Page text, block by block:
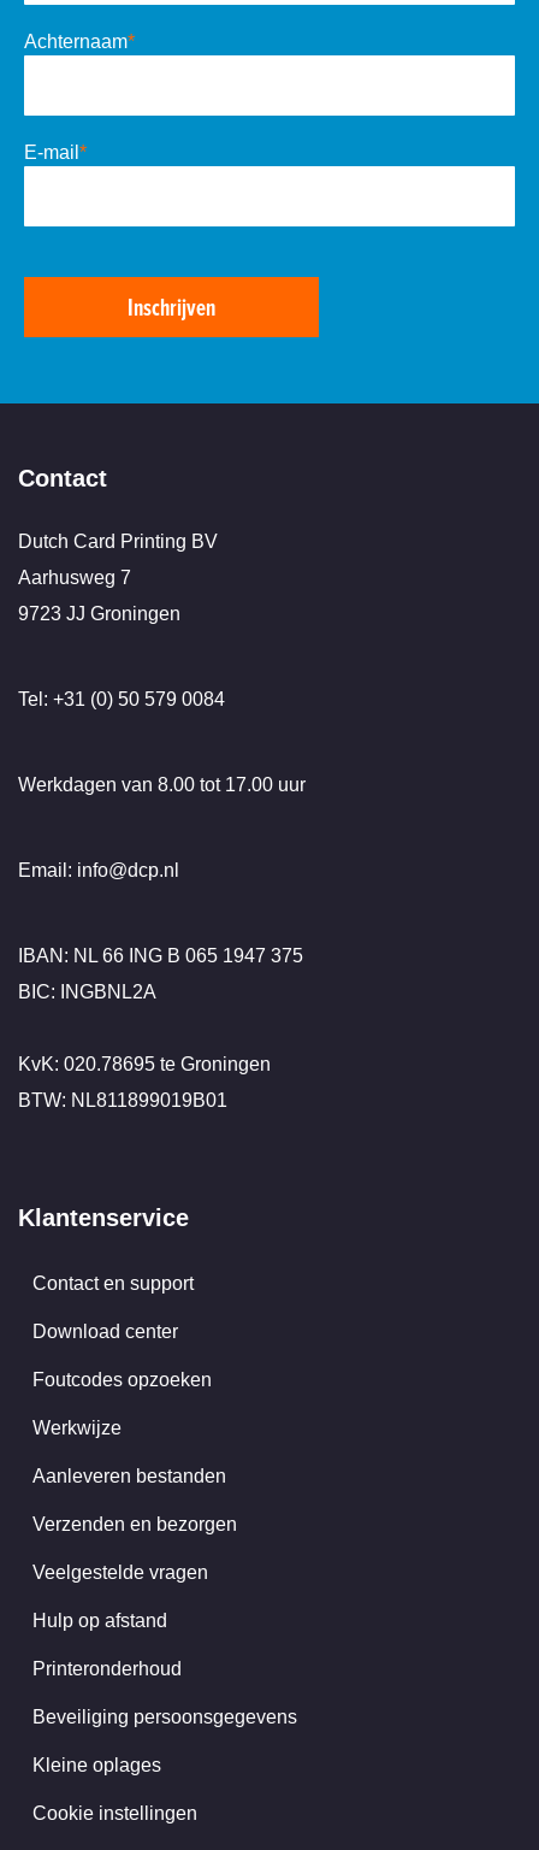
Achternaam*
E-mail *
Inschrijven
Contact
Dutch Card Printing BV
Aarhusweg 7
9723 JJ Groningen
Tel: +31 (0) 50 579 0084
Werkdagen van 8.00 tot 17.00 uur
Email: info@dcp.nl
IBAN: NL 66 ING B 065 1947 375
BIC: INGBNL2A
KvK: 020.78695 te Groningen
BTW: NL811899019B01
Klantenservice
Contact en support
Download center
Foutcodes opzoeken
Werkwijze
Aanleveren bestanden
Verzenden en bezorgen
Veelgestelde vragen
Hulp op afstand
Printeronderhoud
Beveiliging persoonsgegevens
Kleine oplages
Cookie instellingen